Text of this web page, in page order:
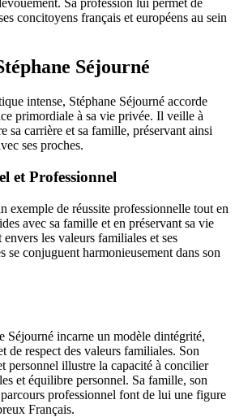
Sa profession lui permet de
concitoyens français et européens au sein
Séjourné
intense, Stéphane Séjourné accorde
primordiale à sa vie privée. Il veille à
sa carrière et sa famille, préservant ainsi
ses proches.
et Professionnel
exemple de réussite professionnelle tout en
avec sa famille et en préservant sa vie
les valeurs familiales et ses
se conjuguent harmonieusement dans son
Séjourné incarne un modèle dintégrité,
de respect des valeurs familiales. Son
personnel illustre la capacité à concilier
et équilibre personnel. Sa famille, son
professionnel font de lui une figure
Français.